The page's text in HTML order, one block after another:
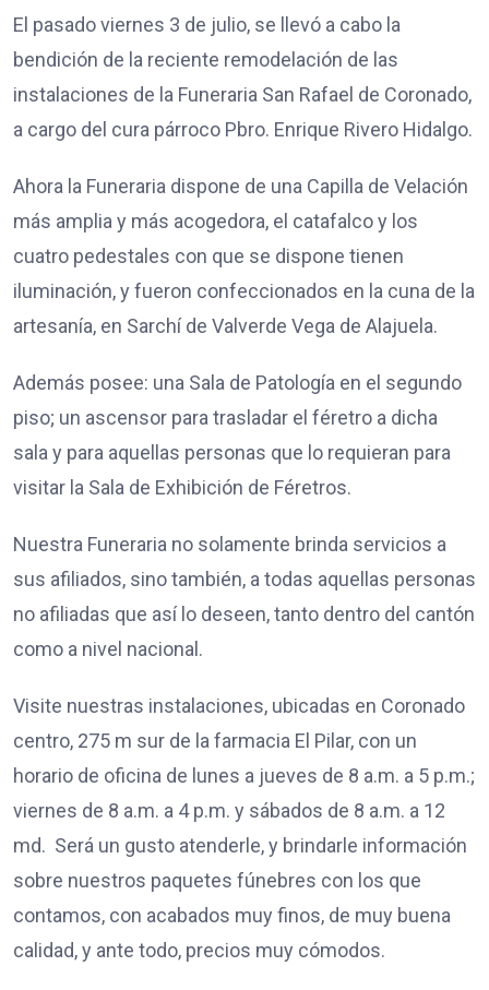
El pasado viernes 3 de julio, se llevó a cabo la
bendición de la reciente remodelación de las
instalaciones de la Funeraria San Rafael de Coronado,
a cargo del cura párroco Pbro. Enrique Rivero Hidalgo.
Ahora la Funeraria dispone de una Capilla de Velación
más amplia y más acogedora, el catafalco y los
cuatro pedestales con que se dispone tienen
iluminación, y fueron confeccionados en la cuna de la
artesanía, en Sarchí de Valverde Vega de Alajuela.
Además posee: una Sala de Patología en el segundo
piso; un ascensor para trasladar el féretro a dicha
sala y para aquellas personas que lo requieran para
visitar la Sala de Exhibición de Féretros.
Nuestra Funeraria no solamente brinda servicios a
sus afiliados, sino también, a todas aquellas personas
no afiliadas que así lo deseen, tanto dentro del cantón
como a nivel nacional.
Visite nuestras instalaciones, ubicadas en Coronado
centro, 275 m sur de la farmacia El Pilar, con un
horario de oficina de lunes a jueves de 8 a.m. a 5 p.m.;
viernes de 8 a.m. a 4 p.m. y sábados de 8 a.m. a 12
md. Será un gusto atenderle, y brindarle información
sobre nuestros paquetes fúnebres con los que
contamos, con acabados muy finos, de muy buena
calidad, y ante todo, precios muy cómodos.